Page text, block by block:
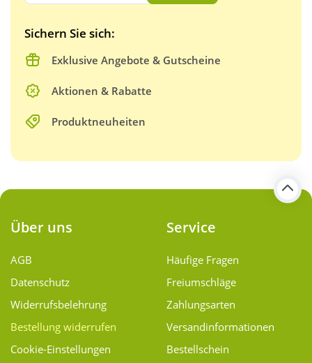
Sichern Sie sich:
Exklusive Angebote & Gutscheine
Aktionen & Rabatte
Produktneuheiten
Über uns
AGB
Datenschutz
Widerrufsbelehrung
Bestellung widerrufen
Cookie-Einstellungen
Service
Häufige Fragen
Freiumschläge
Zahlungsarten
Versand­informationen
Bestellschein